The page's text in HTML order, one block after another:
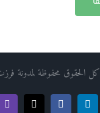
كل الحقوق محفوظة لمدونة
LinkedIn
Facebook
X